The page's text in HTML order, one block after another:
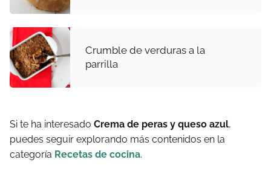
Crumble de verduras a la
parrilla
Si te ha interesado Crema de peras y queso azul,
puedes seguir explorando más contenidos en la
categoría Recetas de cocina.